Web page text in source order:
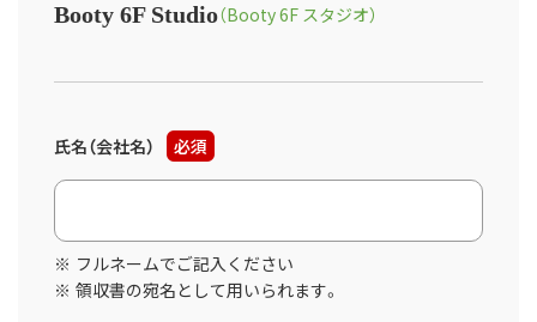
Booty 6F Studio（Booty 6F スタジオ）
氏名（会社名） 必須
フルネームでご記入ください
領収書の宛名として用いられます。